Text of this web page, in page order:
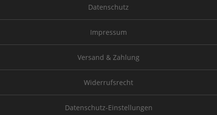
Datenschutz
Impressum
Versand & Zahlung
Widerrufsrecht
Datenschutz-Einstellungen